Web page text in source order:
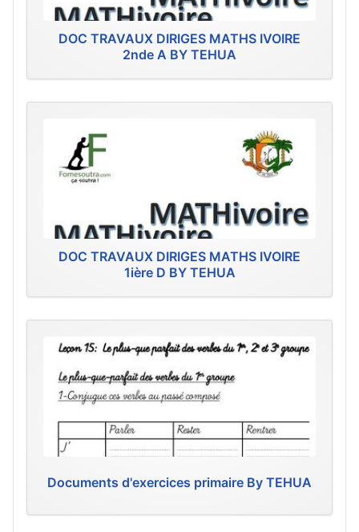
DOC TRAVAUX DIRIGES MATHS IVOIRE
2nde A BY TEHUA
DOC TRAVAUX DIRIGES MATHS IVOIRE
1ière D BY TEHUA
Documents d'exercices primaire By TEHUA